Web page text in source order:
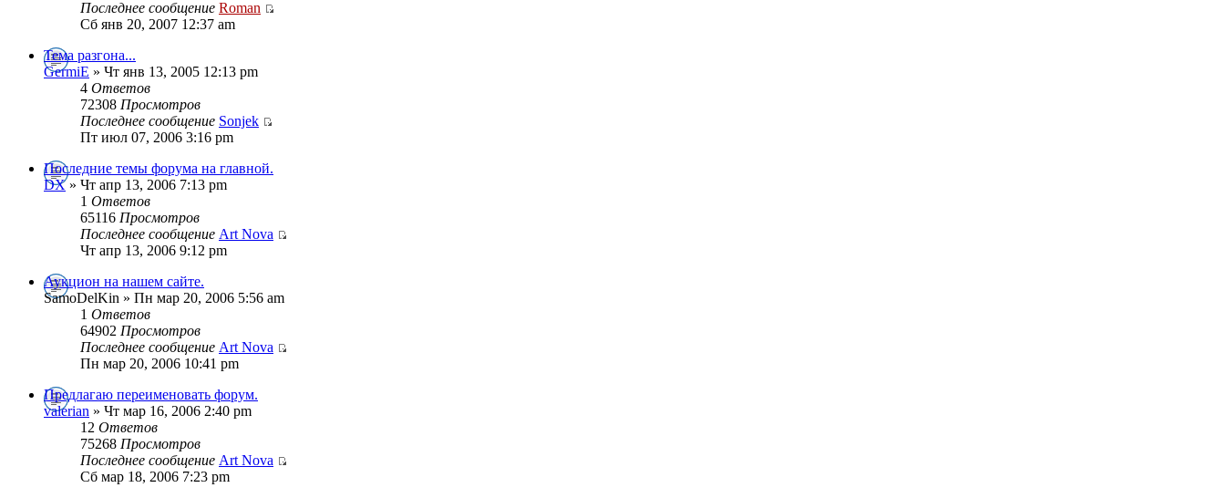
Последнее сообщение Roman
Сб янв 20, 2007 12:37 am
Тема разгона...
GermiE » Чт янв 13, 2005 12:13 pm
4 Ответов
72308 Просмотров
Последнее сообщение Sonjek
Пт июл 07, 2006 3:16 pm
Последние темы форума на главной.
DX» Чт апр 13, 2006 7:13 pm
1 Ответов
65116 Просмотров
Последнее сообщение Art Nova
Чт апр 13, 2006 9:12 pm
Аукцион на нашем сайте.
SamoDelKin » Пн мар 20, 2006 5:56 am
1 Ответов
64902 Просмотров
Последнее сообщение Art Nova
Пн мар 20, 2006 10:41 pm
Предлагаю переименовать форум.
valerian » Чт мар 16, 2006 2:40 pm
12 Ответов
75268 Просмотров
Последнее сообщение Art Nova
Сб мар 18, 2006 7:23 pm